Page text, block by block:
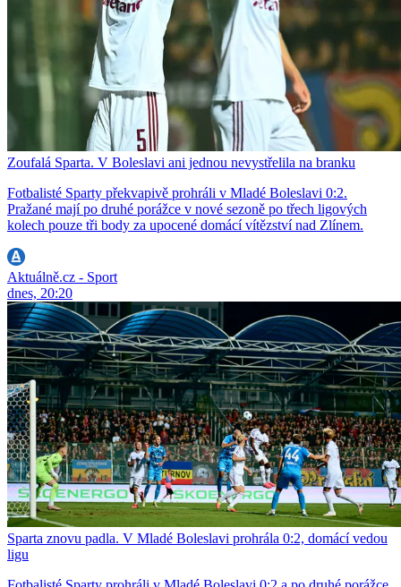
Zoufalá Sparta. V Boleslavi ani jednou nevystřelila na branku
Fotbalisté Sparty překvapivě prohráli v Mladé Boleslavi 0:2.
Pražané mají po druhé porážce v nové sezoně po třech ligových
kolech pouze tři body za upocené domácí vítězství nad Zlínem.
Aktuálně.cz - Sport
dnes, 20:20
Sparta znovu padla. V Mladé Boleslavi prohrála 0:2, domácí vedou
ligu